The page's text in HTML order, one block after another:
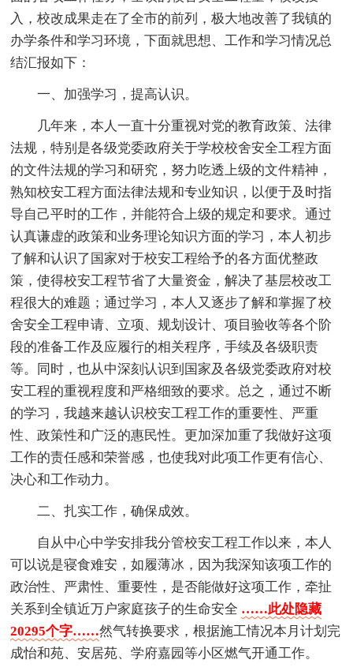
入，校改成果走在了全市的前列，极大地改善了我镇的
办学条件和学习环境，下面就思想、工作和学习情况总
结汇报如下：
一、加强学习，提高认识。
几年来，本人一直十分重视对党的教育政策、法律
法规，特别是各级党委政府关于学校校舍安全工程方面
的文件法规的学习和研究，努力吃透上级的文件精神，
熟知校安工程方面法律法规和专业知识，以便于及时指
导自己平时的工作，并能符合上级的规定和要求。通过
认真谦虚的政策和业务理论知识方面的学习，本人初步
了解和认识了国家对于校安工程给予的各方面优整政
策，使得校安工程节省了大量资金，解决了基层校改工
程很大的难题；通过学习，本人又逐步了解和掌握了校
舍安全工程申请、立项、规划设计、项目验收等各个阶
段的准备工作及应履行的相关程序，手续及各级职责
等。同时，也从中深刻认识到国家及各级党委政府对校
安工程的重视程度和严格细致的要求。总之，通过不断
的学习，我越来越认识校安工程工作的重要性、严重
性、政策性和广泛的惠民性。更加深加重了我做好这项
工作的责任感和荣誉感，也使我对此项工作更有信心、
决心和工作动力。
二、扎实工作，确保成效。
自从中心中学安排我分管校安工程工作以来，本人
可以说是寝食难安，如履薄冰，因为我深知该项工作的
政治性、严肃性、重要性，是否能做好这项工作，牵扯
关系到全镇近万户家庭孩子的生命安全 ……此处隐藏
20295个字……然气转换要求，根据施工情况本月计划完
成怡和苑、安居苑、学府嘉园等小区燃气开通工作。